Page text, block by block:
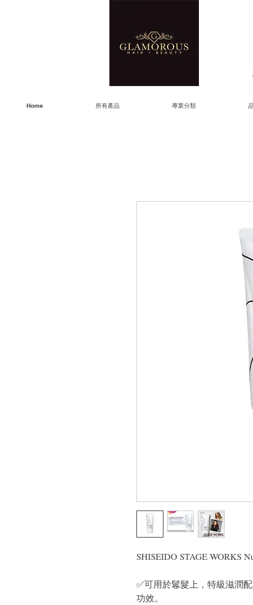
Home 所有產品 專業分類
SHISEIDO STAGE WORKS
✅可用於鬈髮上，特級滋潤
功效。